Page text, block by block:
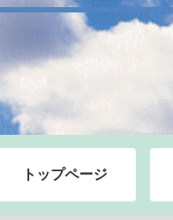
トップページ